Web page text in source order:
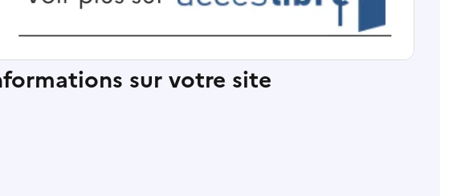
sur votre site